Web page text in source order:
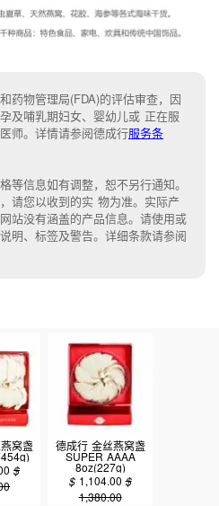
药物管理局(FDA)的评估审查，因
及哺乳期妇女、婴幼儿或 正在服
师。详情请参阅德成行服务条
等信息如有调整，恕不另行通知。
请您以收到的实 物为准。 实际产
站没有涵盖的产品信息。请使用或
明、 标签及警告。 详细条款请参阅
窝盏
$
德成行 金丝燕窝盏
SUPER AAAA
8oz(227g)
$ 1,104.00 $
1,380.00